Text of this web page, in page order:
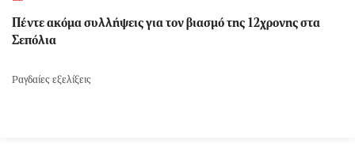
Πέντε ακόμα συλλήψεις για τον βιασμό της 12χρονης στα
Σεπόλια
Ραγδαίες εξελίξεις